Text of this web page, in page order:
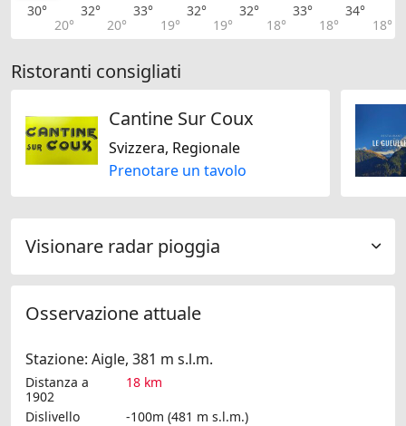
30°
20°
32°
20°
33°
19°
32°
19°
32°
18°
33°
18°
34°
18°
Ristoranti consigliati
Cantine Sur Coux
Svizzera, Regionale
Prenotare un tavolo
Visionare radar pioggia
Osservazione attuale
Stazione: Aigle, 381 m s.l.m.
Distanza a
1902
18 km
Dislivello
-100m (481 m s.l.m.)